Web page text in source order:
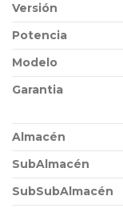
Versión
Potencia
Modelo
Garantia
Almacén
SubAlmacén
SubSubAlmacén